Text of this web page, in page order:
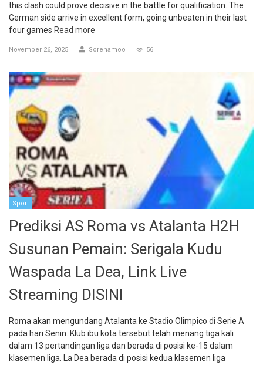
this clash could prove decisive in the battle for qualification. The
German side arrive in excellent form, going unbeaten in their last
four games Read more
November 26, 2025 Sorenamoo 56
Sport
Prediksi AS Roma vs Atalanta H2H
Susunan Pemain: Serigala Kudu
Waspada La Dea, Link Live
Streaming DISINI
Roma akan mengundang Atalanta ke Stadio Olimpico di Serie A
pada hari Senin. Klub ibu kota tersebut telah menang tiga kali
dalam 13 pertandingan liga dan berada di posisi ke-15 dalam
klasemen liga. La Dea berada di posisi kedua klasemen liga